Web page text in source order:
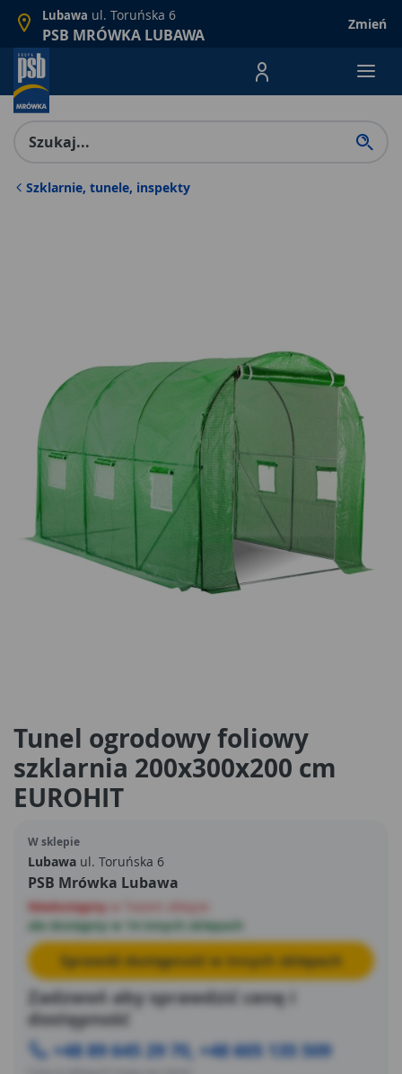
Lubawa ul. Toruńska 6
PSB MRÓWKA LUBAWA
Zmień
Menu Produktów,
Szklarnie, tunele, inspekty
Tunel ogrodowy foliowy
szklarnia 200x300x200 cm
EUROHIT
W sklepie
Lubawa ul. Toruńska 6
PSB Mrówka Lubawa
Niedostępny
ale dostępny w 14 innych sklepach
Sprawdź dostępność w innych sklepach
Zadzwoń aby sprawdzić cenę i
dostępność
+48 89 645 29 70, +48 605 135 509